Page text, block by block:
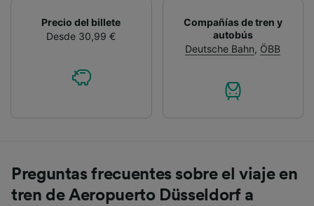
Precio del billete
Desde 30,99 €
Compañías de tren y
autobús
Deutsche Bahn, ÖBB
Preguntas frecuentes sobre el viaje en
tren de Aeropuerto Düsseldorf a